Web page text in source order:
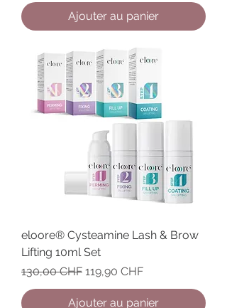
Ajouter au panier
eloore® Cysteamine Lash & Brow
Lifting 10ml Set
Prix original
130,00 CHF Prix promotionnel
119,90 CHF
Ajouter au panier